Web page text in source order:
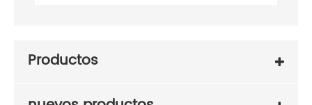
Productos